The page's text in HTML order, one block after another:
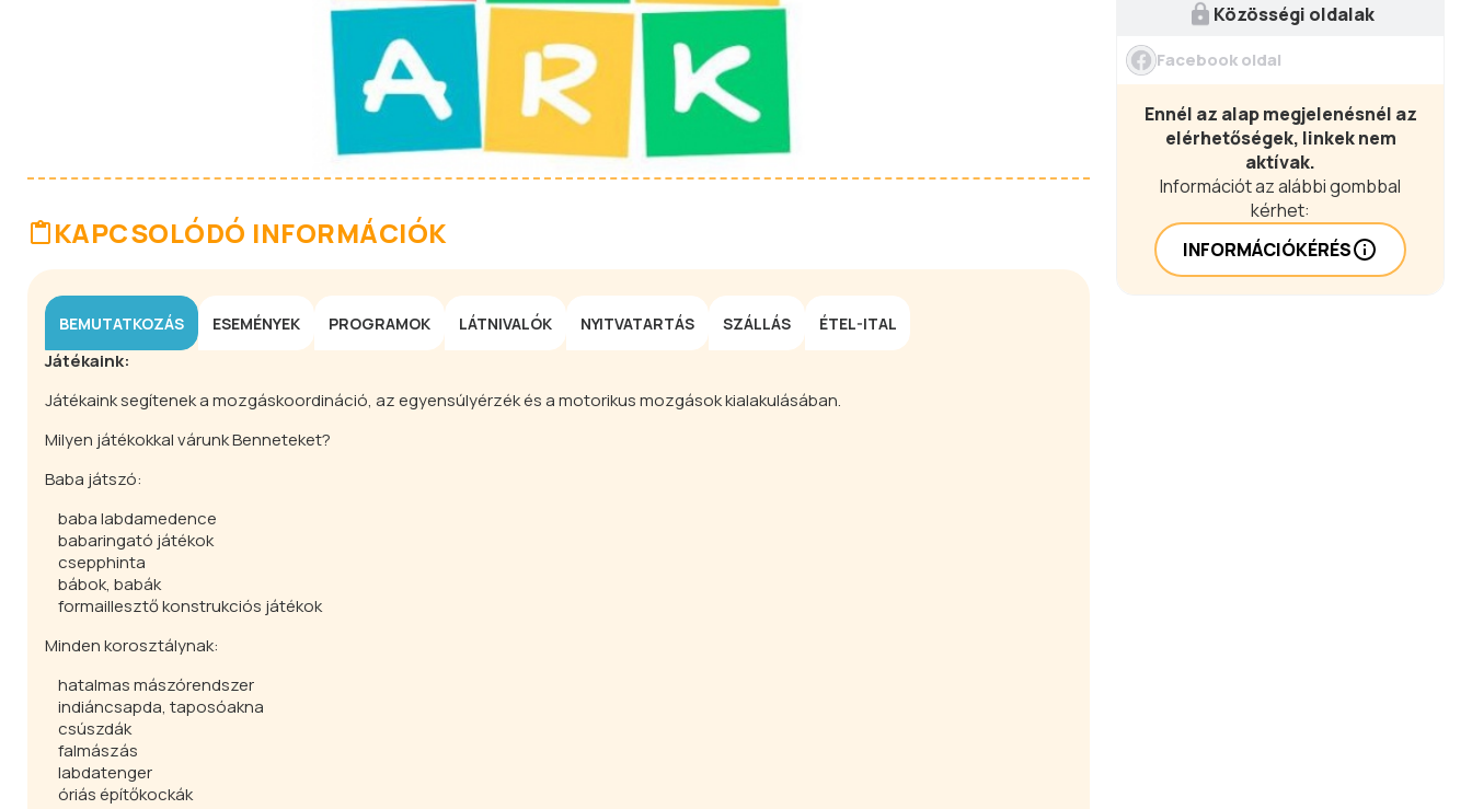
KAPCSOLÓDÓ INFORMÁCIÓK
BEMUTATKOZÁS ESEMÉNYEK PROGRAMOK LÁTNIVALÓK NYITVATARTÁS SZÁLLÁS ÉTEL-ITAL
Játékaink:
Játékaink segítenek a mozgáskoordináció, az egyensúlyérzék és a motorikus mozgások kialakulásában.
Milyen játékokkal várunk Benneteket?
Baba játszó:
baba labdamedence
babaringató játékok
csepphinta
bábok, babák
formaillesztő konstrukciós játékok
Minden korosztálynak:
hatalmas mászórendszer
indiáncsapda, taposóakna
csúszdák
falmászás
labdatenger
óriás építőkockák
Közösségi oldalak
Facebook oldal
Ennél az alap megjelenésnél az
elérhetőségek, linkek nem
aktívak.
Információt az alábbi gombbal
kérhet:
INFORMÁCIÓKÉRÉS